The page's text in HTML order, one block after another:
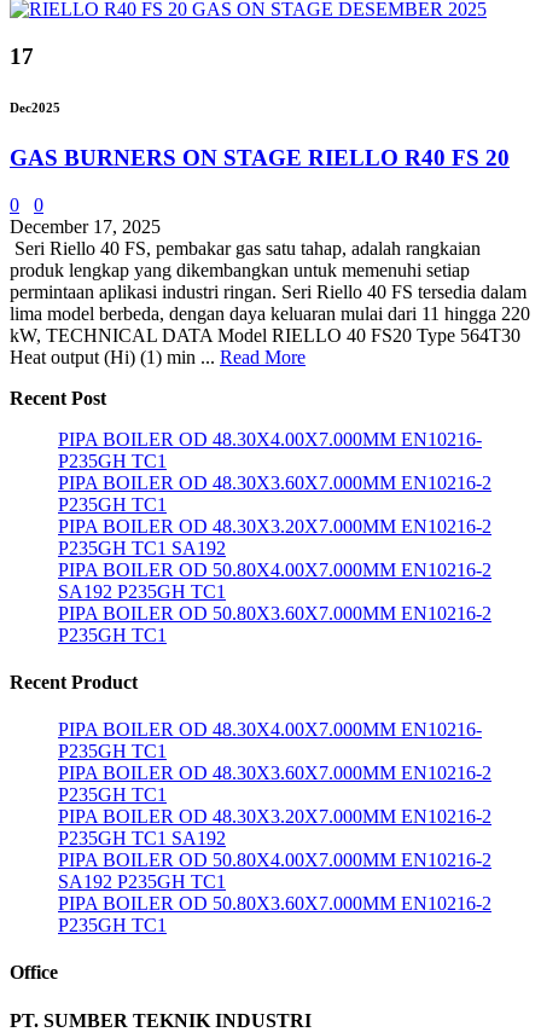
17
Dec2025
GAS BURNERS ON STAGE RIELLO R40 FS 20
0
0
December 17, 2025
Seri Riello 40 FS, pembakar gas satu tahap, adalah rangkaian
produk lengkap yang dikembangkan untuk memenuhi setiap
permintaan aplikasi industri ringan. Seri Riello 40 FS tersedia dalam
lima model berbeda, dengan daya keluaran mulai dari 11 hingga 220
kW, TECHNICAL DATA Model RIELLO 40 FS20 Type 564T30
Heat output (Hi) (1) min ... Read More
Recent Post
PIPA BOILER OD 48.30X4.00X7.000MM EN10216-
P235GH TC1
PIPA BOILER OD 48.30X3.60X7.000MM EN10216-2
P235GH TC1
PIPA BOILER OD 48.30X3.20X7.000MM EN10216-2
P235GH TC1 SA192
PIPA BOILER OD 50.80X4.00X7.000MM EN10216-2
SA192 P235GH TC1
PIPA BOILER OD 50.80X3.60X7.000MM EN10216-2
P235GH TC1
Recent Product
PIPA BOILER OD 48.30X4.00X7.000MM EN10216-
P235GH TC1
PIPA BOILER OD 48.30X3.60X7.000MM EN10216-2
P235GH TC1
PIPA BOILER OD 48.30X3.20X7.000MM EN10216-2
P235GH TC1 SA192
PIPA BOILER OD 50.80X4.00X7.000MM EN10216-2
SA192 P235GH TC1
PIPA BOILER OD 50.80X3.60X7.000MM EN10216-2
P235GH TC1
Office
PT. SUMBER TEKNIK INDUSTRI